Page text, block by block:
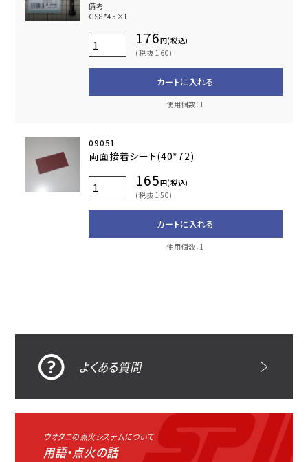
備考
CS8*45×1
176円(税込)
(税抜 160)
カートに入れる
使用個数：1
09051
両面接着シート(40*72)
165円(税込)
(税抜 150)
カートに入れる
使用個数：1
よくある質問
ウオタニの点火システムについて
用語・点火の話